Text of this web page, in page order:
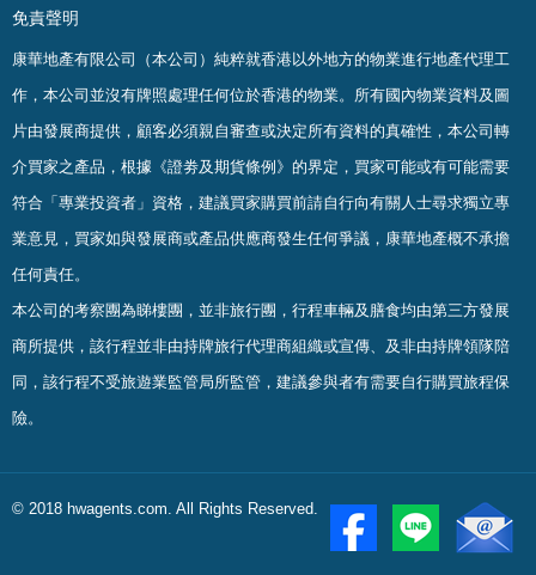
免責聲明
康華地產有限公司（本公司）純粹就香港以外地方的物業進行地產代理工
作，本公司並沒有牌照處理任何位於香港的物業。 所有國內物業資料及圖
片由發展商提供，顧客必須親自審查或決定所有資料的真確性 ， 本公司轉
介買家之產品，根據《證劵及期貨條例》的界定，買家可能或有可能需要
符合「專業投資者」資格，建議買家購買前請自行向有關人士尋求獨立專
業意見，買家如與發展商或產品供應商發生任何爭議，康華地產概不承擔
任何責任。
本公司的考察團為睇樓團，並非旅行團，行程車輛及膳食均由第三方發展
商所提供，該行程並非由持牌旅行代理商組織或宣傳、及非由持牌領隊陪
同，該行程不受旅遊業監管局所監管，建議參與者有需要自行購買旅程保
險。
© 2018 hwagents.com. All Rights Reserved.